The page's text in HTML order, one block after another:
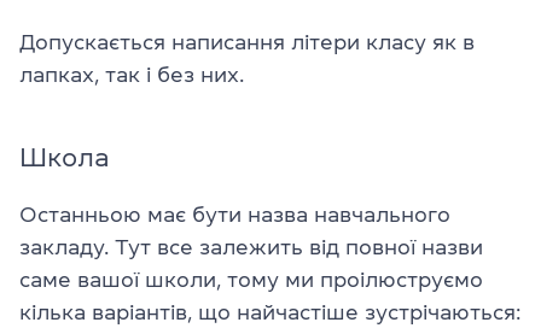
Допускається написання літери класу як в
лапках, так і без них.
Школа
Останньою має бути назва навчального
закладу. Тут все залежить від повної назви
саме вашої школи, тому ми проілюструємо
кілька варіантів, що найчастіше зустрічаються: